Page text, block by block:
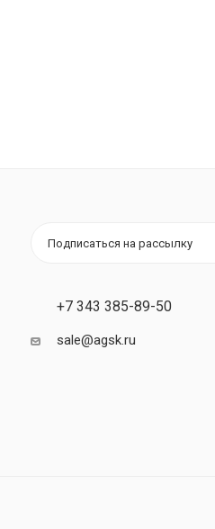
Подписаться на рассылку
+7 343 385-89-50
sale@agsk.ru